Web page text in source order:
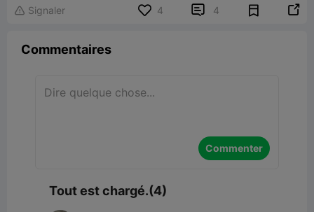
 Signaler 4  4 
Commentaires
Commenter
Tout est chargé.(4)